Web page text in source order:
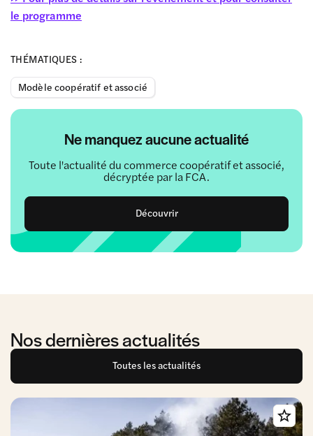
THÉMATIQUES :
Modèle coopératif et associé
Ne manquez aucune actualité
Toute l'actualité du commerce coopératif et associé,
décryptée par la FCA.
Découvrir
le programme
Nos dernières actualités
Toutes les actualités